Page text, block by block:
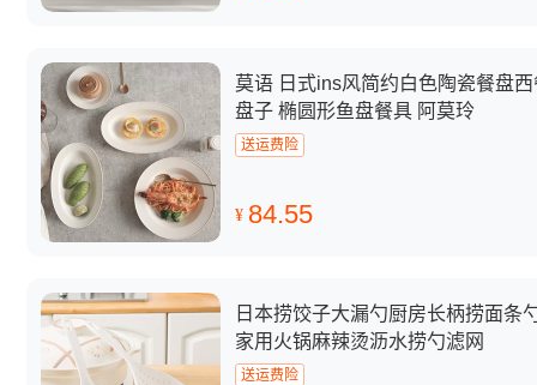
莫语 日式ins风简约白色陶瓷餐盘西
盘子 椭圆形鱼盘餐具 阿莫玲
送运费险
¥ 84.55
日本捞饺子大漏勺厨房长柄捞面条
家用火锅麻辣烫沥水捞勺滤网
送运费险